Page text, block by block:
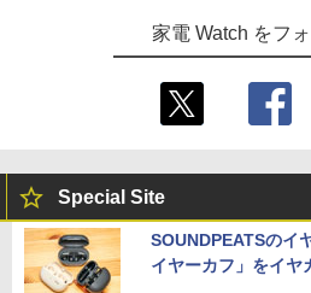
家電 Watch をフ
Special Site
SOUNDPEATSのイ
イヤーカフ」をイヤ